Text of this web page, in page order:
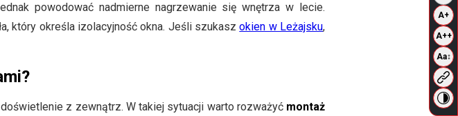
powodować nadmierne nagrzewanie się wnętrza w lecie.
który określa izolacyjność okna. Jeśli szukaszokien w Leżajsku,
z zewnątrz. W takiej sytuacji warto rozważyć montaż
A+
A++
Aa↕